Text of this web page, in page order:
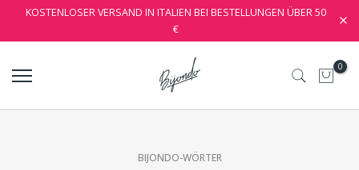
KOSTENLOSER VERSAND IN ITALIEN BEI BESTELLUNGEN ÜBER 50
€
0
BIJONDO-WÖRTER